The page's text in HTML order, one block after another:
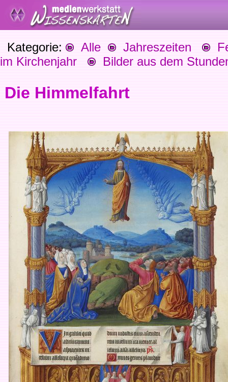
Kategorie: Alle Jahreszeiten
im Kirchenjahr
Bilder aus dem
Die Himmelfahrt